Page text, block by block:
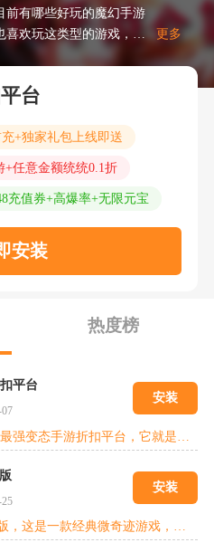
前有哪些好玩的魔幻手游
欢玩这类型的游戏，所
法设定进行了梳理，为大
更多
台
+独家礼包上线即送
+任意金额统统0.1折
充值券+高爆率+无限元宝
安装
热度榜
平台
安装
安装
弑魂Online最新版，这是一款经典微奇迹游戏，游戏主线采用奇迹UI玩法，沿用经典玩法天使变身、神器突破，成神之路等，给玩家一种全新的体验，游戏玩法丰富多样，有百来种时装、神器等，满足玩家的奇迹梦！